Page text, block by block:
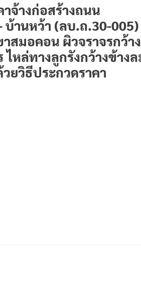
จ้างก่อสร้างถนน
านหว้า (ลบ.ถ.30-005)
สมอคอน ผิวจราจรกว้า
ไหล่ทางลูกรังกว้างข้าง
ยวิธีประกวดราคา